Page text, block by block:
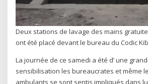
Deux stations de lavage des mains
ont été placé devant le bureau du Codic
La journée de ce samedi a été d’ une
sensibilisation les bureaucrates et même